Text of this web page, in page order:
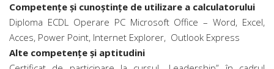
Competenţe şi cunoştinţe de utilizare a calculatorului
Diploma ECDL Operare PC Microsoft Office – Word, Excel,
Acces, Power Point, Internet Explorer, Outlook Express
Alte competenţe şi aptitudini